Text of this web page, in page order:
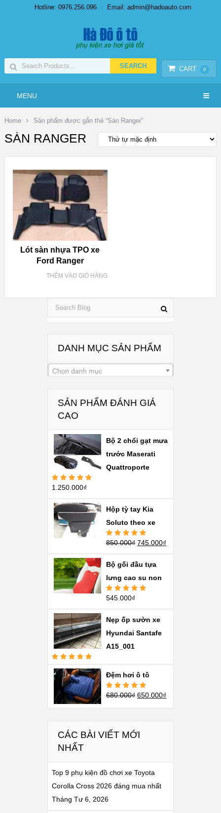
Hotline: 0976.256.096 Email: admin@hadoauto.com
CART 0
MENU
Home Sản phẩm được gắn thẻ “Sàn Ranger”
SÀN RANGER
Lót sàn nhựa TPO xe
Ford Ranger
THÊM VÀO GIỎ HÀNG
DANH MỤC SẢN PHẨM
Chọn danh mục
SẢN PHẨM ĐÁNH GIÁ
CAO
Bộ 2 chổi gạt mưa
trước Maserati
Quattroporte
Được xếp
sao
1.250.000₫
Hộp tỳ tay Kia
Soluto theo xe
Được xếp
850.000₫ 745.000₫
Bộ gối đầu tựa
lưng cao su non
Được xếp
545.000₫
Nẹp ốp sườn xe
Hyundai Santafe
A15_001
Được xếp
hạng5.005
sao
Đệm hơi ô tô
Được xếp
sao
680.000₫ 650.000₫
CÁC BÀI VIẾT MỚI
NHẤT
Top 9 phụ kiện đồ chơi xe Toyota
Corolla Cross 2026 đáng mua nhất
Tháng Tư 6, 2026